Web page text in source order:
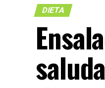
DIETA